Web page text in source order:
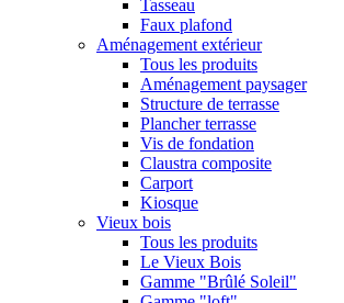
Tasseau
Faux plafond
Aménagement extérieur
Tous les produits
Aménagement paysager
Structure de terrasse
Plancher terrasse
Vis de fondation
Claustra composite
Carport
Kiosque
Vieux bois
Tous les produits
Le Vieux Bois
Gamme "Brûlé Soleil"